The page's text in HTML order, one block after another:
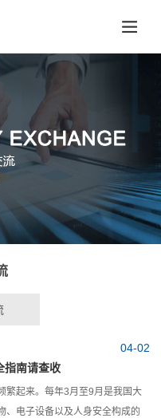
04-02
指南请查收
繁起来。每年3月至9月是我国大
、电子设备以及人身安全构成的